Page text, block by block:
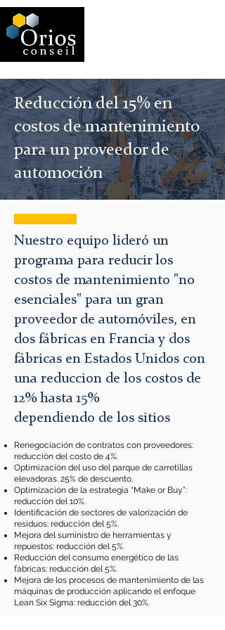
Reducción del 15% en
costos de mantenimiento
para un proveedor de
automoción
Nuestro equipo lideró un
programa para reducir los
costos de mantenimiento "no
esenciales" para un gran
proveedor de automóviles, en
dos fábricas en Francia y dos
fábricas en Estados Unidos con
una reduccion de los costos de
12% hasta 15%
dependiendo de los sitios
Renegociación de contratos con proveedores:
reducción del costo de 4%.
Optimización del uso del parque de carretillas
elevadoras. 25% de descuento.
Optimización de la estrategia “Make or Buy”:
reducción del 10%.
Identificación de sectores de valorización de
residuos: reducción del 5%.
Mejora del suministro de herramientas y
repuestos: reducción del 5%.
Reducción del consumo energético de las
fábricas: reducción del 5%.
Mejora de los procesos de mantenimiento de las
máquinas de producción aplicando el enfoque
Lean Six Sigma: reducción del 30%.